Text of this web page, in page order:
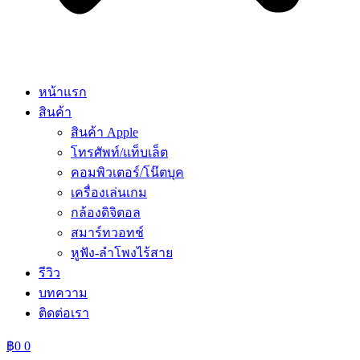
หน้าแรก
สินค้า
สินค้า Apple
โทรศัพท์/แท็บเล็ต
คอมพิวเตอร์/โน๊ตบุค
เครื่องเล่นเกม
กล้องดิจิตอล
สมาร์ทวอทช์
หูฟัง-ลำโพงไร้สาย
รีวิว
บทความ
ติดต่อเรา
฿0 0